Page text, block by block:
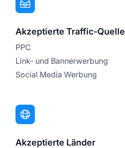
Akzeptierte Traffic-Quelle
PPC
Link- und Bannerwerbung
Social Media Werbung
Akzeptierte Länder